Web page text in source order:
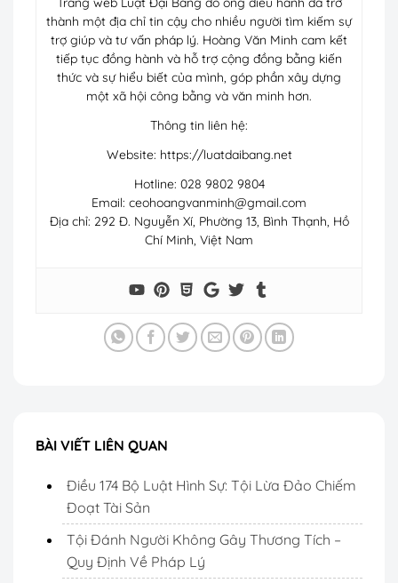
thành một địa chỉ tin cậy cho nhiều người tìm kiếm sự
trợ giúp và tư vấn pháp lý. Hoàng Văn Minh cam kết
tiếp tục đồng hành và hỗ trợ cộng đồng bằng kiến
thức và sự hiểu biết của mình, góp phần xây dựng
một xã hội công bằng và văn minh hơn.
Thông tin liên hệ:
Website: https://luatdaibang.net
Hotline: 028 9802 9804
Email: ceohoangvanminh@gmail.com
Địa chỉ: 292 Đ. Nguyễn Xí, Phường 13, Bình Thạnh, Hồ
Chí Minh, Việt Nam
BÀI VIẾT LIÊN QUAN
Điều 174 Bộ Luật Hình Sự: Tội Lừa Đảo Chiếm
Đoạt Tài Sản
Tội Đánh Người Không Gây Thương Tích –
Quy Định Về Pháp Lý